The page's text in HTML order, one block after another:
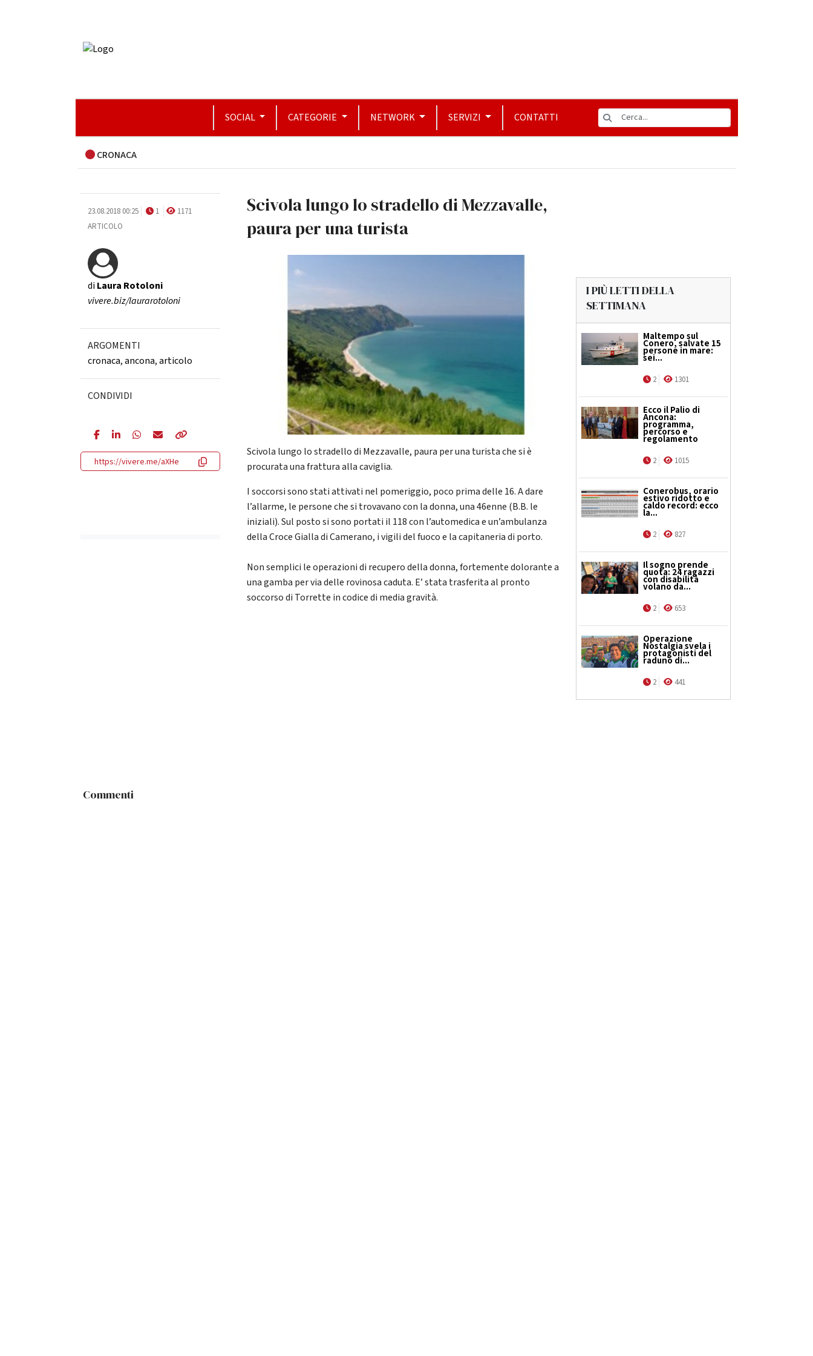
SOCIAL CATEGORIE NETWORK SERVIZI CONTATTI
CRONACA
23.08.2018 00:25 1
1171
ARTICOLO
diLaura Rotoloni
vivere.biz/laurarotoloni
ARGOMENTI
cronaca,ancona,articolo
CONDIVIDI
https://vivere.me/aXHe
Scivola lungo lo stradello di Mezzavalle,
paura per una turista
Scivola lungo lo stradello di Mezzavalle, paura per una turista che si è
procurata una frattura alla caviglia.
I soccorsi sono stati attivati nel pomeriggio, poco prima delle 16. A dare
l’allarme, le persone che si trovavano con la donna, una 46enne (B.B. le
iniziali). Sul posto si sono portati il 118 con l’automedica e un’ambulanza
della Croce Gialla di Camerano, i vigili del fuoco e la capitaneria di porto.
Non semplici le operazioni di recupero della donna, fortemente dolorante a
una gamba per via delle rovinosa caduta. E’ stata trasferita al pronto
soccorso di Torrette in codice di media gravità.
I PIÙ LETTI DELLA
SETTIMANA
Maltempo sul
Conero, salvate 15
persone in mare:
sei...
2 1301
Ecco il Palio di
Ancona:
programma,
percorso e
regolamento
2 1015
Conerobus, orario
estivo ridotto e
caldo record: ecco
la...
2 827
Il sogno prende
quota: 24 ragazzi
con disabilità
volano da...
2 653
Operazione
Nostalgia svela i
protagonisti del
raduno di...
2 441
Commenti